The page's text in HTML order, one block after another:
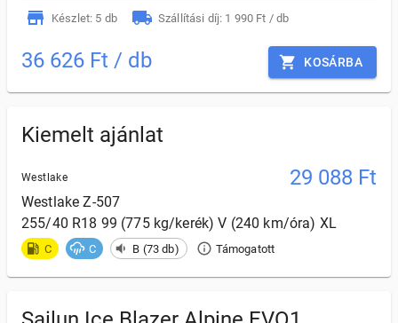
Készlet: 5 db Szállítási díj: 1 990 Ft / db
36 626 Ft / db KOSÁRBA
Kiemelt ajánlat
Westlake 29 088 Ft
Westlake Z-507
255/40 R18 99 (775 kg/kerék) V (240 km/óra) XL
C C B (73 db) Támogatott